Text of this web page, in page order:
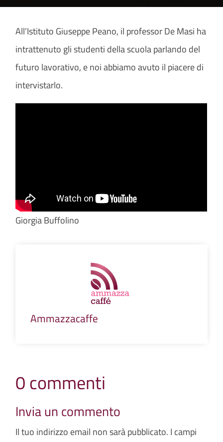
All’Istituto Giuseppe Peano, il professor De Masi ha
intrattenuto gli studenti della scuola parlando del
futuro lavorativo, e noi abbiamo avuto il piacere di
intervistarlo.
Giorgia Buffolino
Ammazzacaffe
0 commenti
Invia un commento
Il tuo indirizzo email non sarà pubblicato. I campi